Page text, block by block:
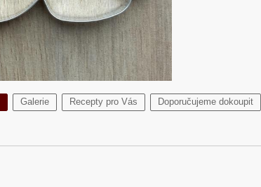
Galerie Recepty pro Vás Doporučujeme dokoupit